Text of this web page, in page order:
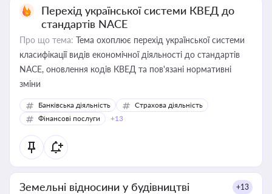
Перехід української системи КВЕД до
стандартів NACE
Про що тема: Тема охоплює перехід української системи
класифікації видів економічної діяльності до стандартів
NACE, оновлення кодів КВЕД та пов'язані нормативні
зміни
Банківська діяльність
Страхова діяльність
Фінансові послуги
+13
Земельні відносини у будівництві +13